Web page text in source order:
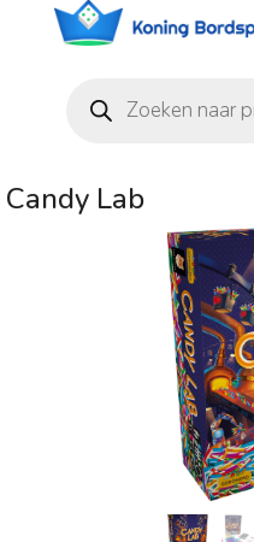
zoeken
Candy Lab